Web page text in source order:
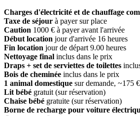
Charges d'électricité et de chauffage
Taxe de séjour à payer sur place
Caution 1000 € à payer avant l'arrivée
Début location jour d'arrivée 16 heures
Fin location jour de départ 9.00 heures
Nettoyage final inclus dans le prix
Draps + set de serviettes de toilettes
Bois de cheminée inclus dans le prix
1 animal domestique sur demande, ~175
Lit bébé gratuit (sur réservation)
Chaise bébé gratuite (sur réservation)
Borne de recharge pour voiture